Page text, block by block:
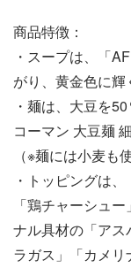
商品特徴：
・スープは、「
がり、黄金色に輝
・麺は、大豆を
コーマン 大豆麺
（※麺には小麦も
・トッピングは
「鶏チャーシュ
ナル具材の「アス
ラガス」「カメ